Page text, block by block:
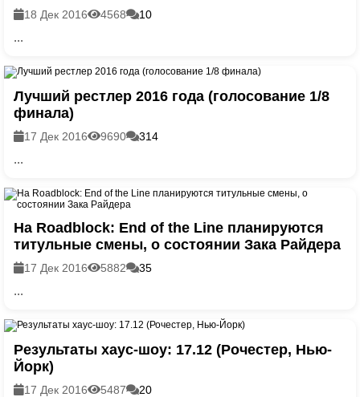
18 Дек 2016 4568 10
...
Лучший рестлер 2016 года (голосование 1/8
финала)
17 Дек 2016 9690 314
...
На Roadblock: End of the Line планируются
титульные смены, о состоянии Зака Райдера
17 Дек 2016 5882 35
...
Результаты хаус-шоу: 17.12 (Рочестер, Нью-
Йорк)
17 Дек 2016 5487 20